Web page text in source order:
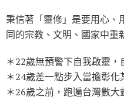
秉信著「靈修」是要用心、
同的宗教、文明、國家中重
＊22歲無預警下自我啟靈，
＊24歲差一點步入當擔彰化
＊26歲之前，跑遍台灣數大